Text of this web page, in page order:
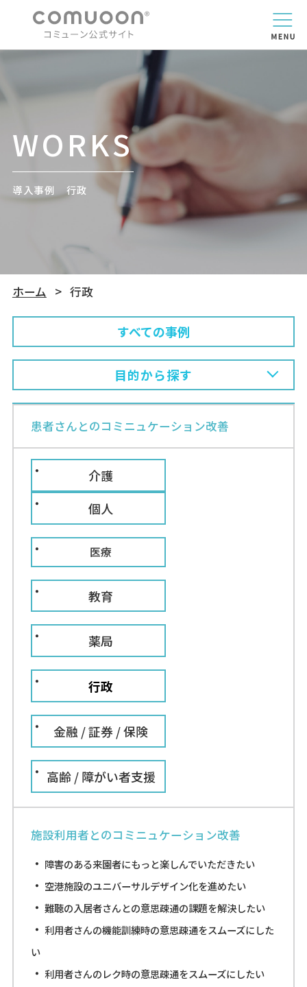
WORKS
導入事例 行政
ホーム 行政
すべての事例
目的から探す
患者さんとのコミニュケーション改善
い
難聴の患者さんとの意思疎通の課題を解決したい
認知症の患者さんとの意思疎通の課題を解決したい
お客様とのコミニュケーション改善
アクリル板越しの意思疎通の課題を解決したい
聴き間違いなどによるチケットの誤発行を防止したい
服薬指導時の聞こえにくさを改善したい
高齢者ドライバー講習時の聞こえにくさを改善したい
職業訓練時の意思疎通の課題を解決したい
聴こえにくいお客様への説明をわかりやすくしたい
受付/窓口でのコミニュケーション改善
受付での意思疎通の負担を改善したい
施設利用者とのコミニュケーション改善
障害のある来園者にもっと楽しんでいただきたい
空港施設のユニバーサルデザイン化を進めたい
難聴の入居者さんとの意思疎通の課題を解決したい
利用者さんの機能訓練時の意思疎通をスムーズにした
い
利用者さんのレク時の意思疎通をスムーズにしたい
業種から探す
介護
個人
医療
教育
薬局
行政
金融 / 証券 / 保険
高齢 / 障がい者支援
福岡市南区役所さま
行政
宇城市役所さま
詳しく見る